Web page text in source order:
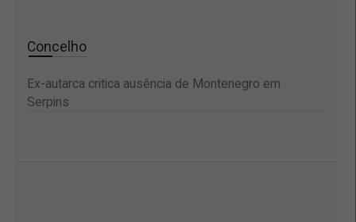
Concelho
Ex-autarca critica ausência de Montenegro em
Serpins